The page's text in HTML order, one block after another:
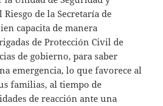
de la Secretaría de
capacita de manera
de Protección Civil de
de gobierno, para saber
emergencia, lo que favorece al
familias, al tiempo de
de reacción ante una